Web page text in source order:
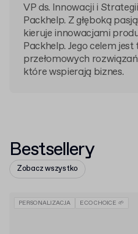
VP ds. Innowacji i
Packhelp. Z głęboką
kieruje innowacjami
Packhelp. Jego celem
przełomowych
które wspierają biznes.
Bestsellery
Zobacz wszystko
PERSONALIZACJA ECO CHOICE 🌱